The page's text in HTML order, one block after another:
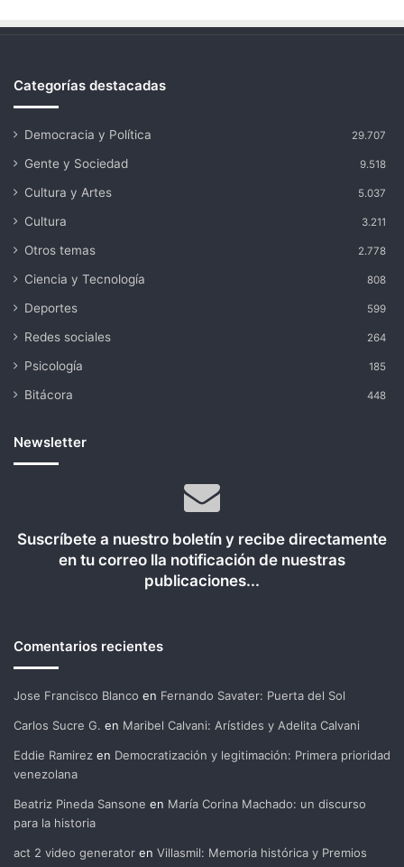
Categorías destacadas
Democracia y Política 29.707
Gente y Sociedad 9.518
Cultura y Artes 5.037
Cultura 3.211
Otros temas 2.778
Ciencia y Tecnología 808
Deportes 599
Redes sociales 264
Psicología 185
Bitácora 448
Newsletter
Suscríbete a nuestro boletín y recibe directamente
en tu correo lla notificación de nuestras
publicaciones...
Comentarios recientes
Jose Francisco Blanco en Fernando Savater: Puerta del Sol
Carlos Sucre G. en Maribel Calvani: Arístides y Adelita Calvani
Eddie Ramirez en Democratización y legitimación: Primera prioridad
venezolana
Beatriz Pineda Sansone en María Corina Machado: un discurso
para la historia
act 2 video generator en Villasmil: Memoria histórica y Premios